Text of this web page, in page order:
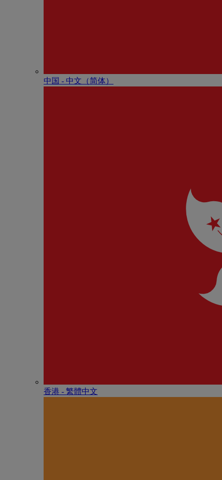
中国 - 中⽂（简体）
香港 - 繁體中文